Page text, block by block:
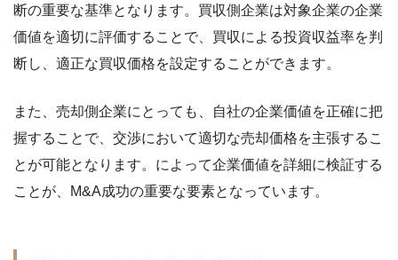
断の重要な基準となります。買収側企業は対象企業の企業
価値を適切に評価することで、買収による投資収益率を判
断し、適正な買収価格を設定することができます。
また、売却側企業にとっても、自社の企業価値を正確に把
握することで、交渉において適切な売却価格を主張するこ
とが可能となります。 によって企業価値を詳細に検証する
ことが、M&A成功の重要な要素となっています。